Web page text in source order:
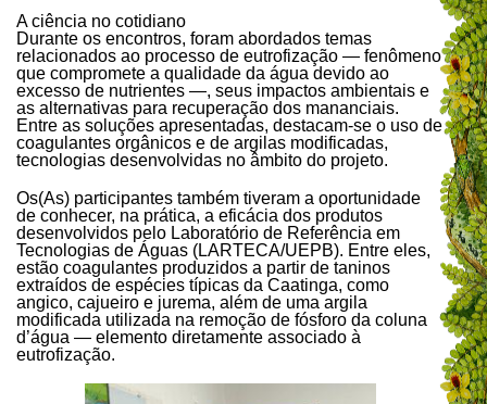
A ciência no cotidiano
Durante os encontros, foram abordados temas
relacionados ao processo de eutrofização — fenômeno
que compromete a qualidade da água devido ao
excesso de nutrientes —, seus impactos ambientais e
as alternativas para recuperação dos mananciais.
Entre as soluções apresentadas, destacam-se o uso de
coagulantes orgânicos e de argilas modificadas,
tecnologias desenvolvidas no âmbito do projeto.
Os(As) participantes também tiveram a oportunidade
de conhecer, na prática, a eficácia dos produtos
desenvolvidos pelo Laboratório de Referência em
Tecnologias de Águas (LARTECA/UEPB). Entre eles,
estão coagulantes produzidos a partir de taninos
extraídos de espécies típicas da Caatinga, como
angico, cajueiro e jurema, além de uma argila
modificada utilizada na remoção de fósforo da coluna
d’água — elemento diretamente associado à
eutrofização.